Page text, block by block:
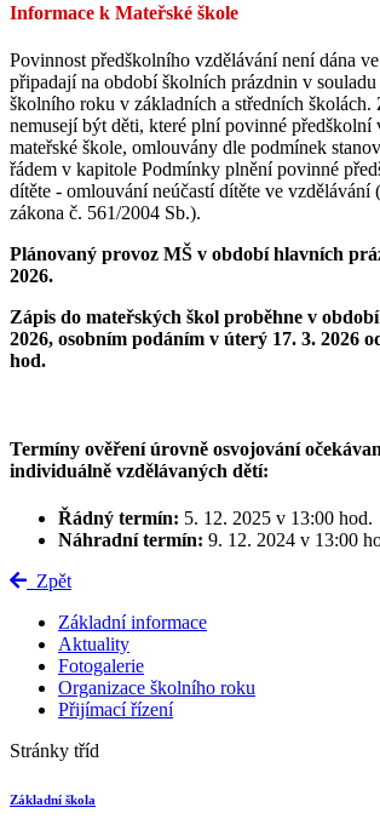
Informace k Mateřské škole
Povinnost předškolního vzdělávání není dána
připadají na období školních prázdnin v souladu
školního roku v základních a středních školách.
nemusejí být děti, které plní povinné předškolní
mateřské škole, omlouvány dle podmínek
řádem v kapitole Podmínky plnění povinné
dítěte - omlouvání neúčastí dítěte ve vzdělávání
zákona č. 561/2004 Sb.).
Plánovaný provoz MŠ v období hlavních
2026.
Zápis do mateřských škol proběhne v
2026, osobním podáním v úterý 17. 3. 2026
hod.
Termíny ověření úrovně osvojování
individuálně vzdělávaných dětí:
Řádný termín: 5. 12. 2025 v 13:00 hod.
Náhradní termín: 9. 12. 2024 v 13:00
Zpět
Základní informace
Aktuality
Fotogalerie
Organizace školního roku
Přijímací řízení
Stránky tříd
Základní škola